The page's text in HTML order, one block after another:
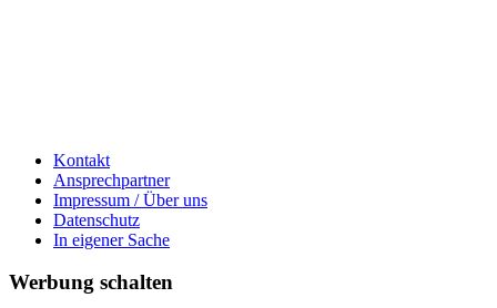
Kontakt
Ansprechpartner
Impressum / Über uns
Datenschutz
In eigener Sache
Werbung schalten